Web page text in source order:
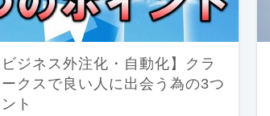
ビジネス外注化・自動化】クラ
クスで良い人に出会う為の3つ
ト